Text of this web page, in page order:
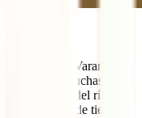
a llegar a Varanasi.
, a la que muchas
en las orillas del río
es donde tienen